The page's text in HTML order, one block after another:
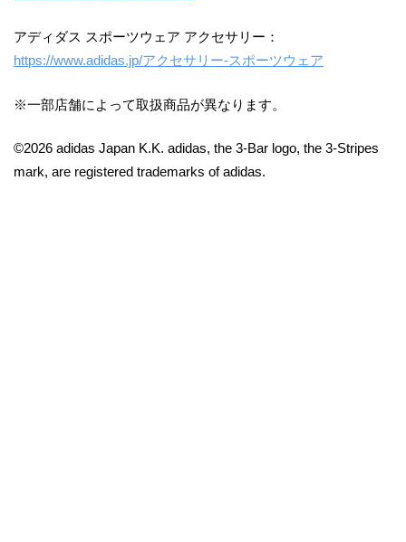
アディダス スポーツウェア アクセサリー：
https://www.adidas.jp/アクセサリー-スポーツウェア
※一部店舗によって取扱商品が異なります。
©2026 adidas Japan K.K. adidas, the 3-Bar logo, the 3-Stripes
mark, are registered trademarks of adidas.